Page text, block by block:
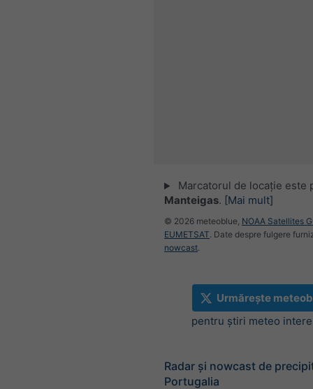
Marcatorul de locație este
Manteigas. [Mai mult]
© 2026 meteoblue, NOAA Satellites
EUMETSAT. Date despre fulgere
nowcast.
Urmărește
pentru știri meteo
Radar și nowcast de
Portugalia